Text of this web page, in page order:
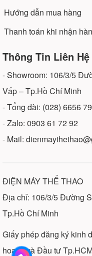
Hướng dẫn mua hàng
Thanh toán khi nhận
Thông Tin Liên Hệ
- Showroom: 106/3/5
Vấp – Tp.Hồ Chí Minh
- Tổng đài: (028) 6656
- Zalo: 0903 61 72 92
- Mail:
ĐIỆN MÁY THỂ THAO
Địa chỉ: 106/3/5 Đường
Tp.Hồ Chí Minh
Giấy phép đăng ký kinh
hoạch và Đầu tư